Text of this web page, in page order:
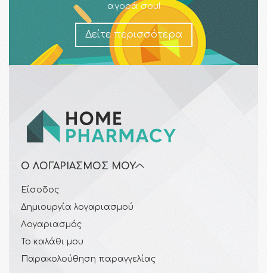
αγορά σου!
Δείτε περισσότερα
Ο ΛΟΓΑΡΙΑΣΜΌΣ ΜΟΥ
Είσοδος
Δημιουργία λογαριασμού
Λογαριασμός
Το καλάθι μου
Παρακολούθηση παραγγελίας